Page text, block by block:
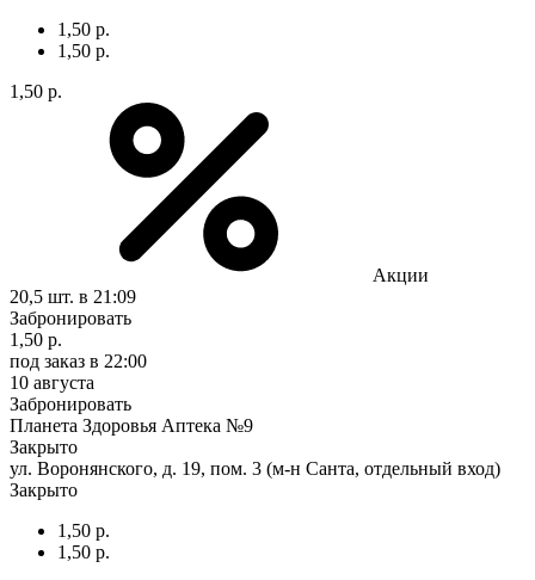
1,50 р.
1,50 р.
1,50 р.
Акции
20,5 шт. в 21:09
Забронировать
1,50 р.
под заказ в 22:00
10 августа
Забронировать
Планета Здоровья Аптека №9
Закрыто
ул. Воронянского, д. 19, пом. 3 (м-н Санта, отдельный вход)
Закрыто
1,50 р.
1,50 р.